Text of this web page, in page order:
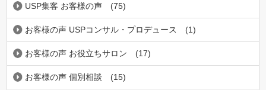
USP集客 お客様の声 (75)
お客様の声 USPコンサル・プロデュース (1)
お客様の声 お役立ちサロン (17)
お客様の声 個別相談 (15)